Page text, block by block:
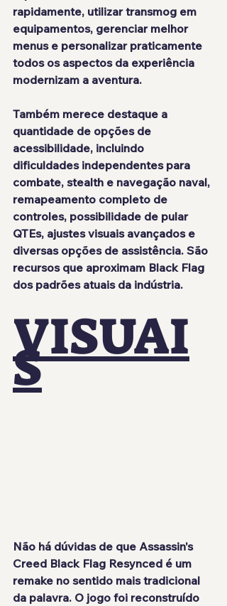
rapidamente, utilizar transmog em
equipamentos, gerenciar melhor
menus e personalizar praticamente
todos os aspectos da experiência
modernizam a aventura.
Também merece destaque a
quantidade de opções de
acessibilidade, incluindo
dificuldades independentes para
combate, stealth e navegação naval,
remapeamento completo de
controles, possibilidade de pular
QTEs, ajustes visuais avançados e
diversas opções de assistência. São
recursos que aproximam Black Flag
dos padrões atuais da indústria.
VISUAI
S
Não há dúvidas de que Assassin's
Creed Black Flag Resynced é um
remake no sentido mais tradicional
da palavra. O jogo foi reconstruído